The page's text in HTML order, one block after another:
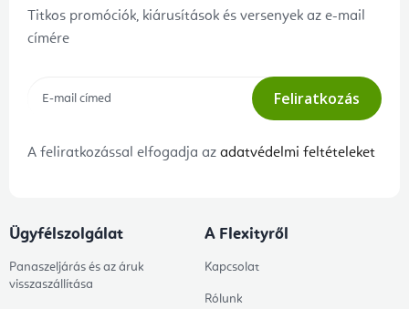
Titkos promóciók, kiárusítások és versenyek az e-mail
címére
Feliratkozás
A feliratkozással elfogadja az adatvédelmi feltételeket
Ügyfélszolgálat
Panaszeljárás és az áruk
visszaszállítása
A Flexityről
Kapcsolat
Rólunk